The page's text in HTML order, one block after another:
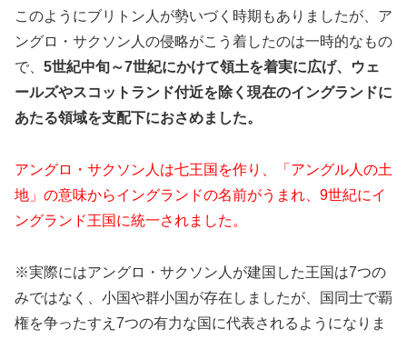
このようにブリトン人が勢いづく時期もありましたが、ア
ングロ・サクソン人の侵略がこう着したのは一時的なもの
で、 5世紀中旬～7世紀にかけて領土を着実に広げ、ウェ
ールズやスコットランド付近を除く現在のイングランドに
あたる領域を支配下におさめました。
アングロ・サクソン人は七王国を作り、「アングル人の土
地」の意味からイングランドの名前がうまれ、9世紀にイ
ングランド王国に統一されました。
※実際にはアングロ・サクソン人が建国した王国は7つの
みではなく、小国や群小国が存在しましたが、国同士で覇
権を争ったすえ7つの有力な国に代表されるようになりま